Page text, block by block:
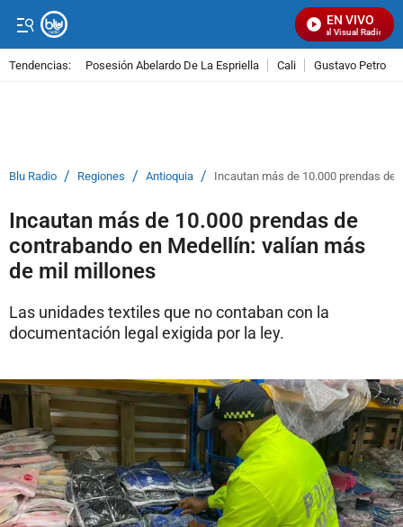
EN VIVO
Señal Visual Radio
Tendencias: Posesión Abelardo De La Espriella Cali Gustavo Petro
Blu Radio / Regiones / Antioquia / Incautan más de 10.000 prendas
Incautan más de 10.000 prendas de
contrabando en Medellín: valían más
de mil millones
Las unidades textiles que no contaban con la
documentación legal exigida por la ley.